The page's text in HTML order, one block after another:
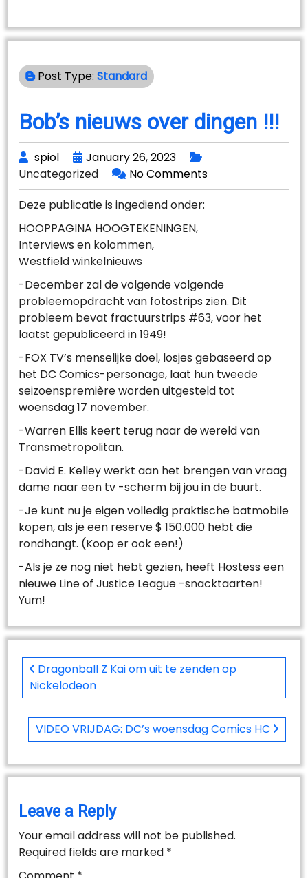
Post Type: Standard
Bob’s nieuws over dingen !!!
spiol
January 26, 2023
Uncategorized
No Comments
Deze publicatie is ingediend onder:
HOOPPAGINA HOOGTEKENINGEN,
Interviews en kolommen,
Westfield winkelnieuws
-December zal de volgende volgende
probleemopdracht van fotostrips zien. Dit
probleem bevat fractuurstrips #63, voor het
laatst gepubliceerd in 1949!
-FOX TV’s menselijke doel, losjes gebaseerd op
het DC Comics-personage, laat hun tweede
seizoenspremière worden uitgesteld tot
woensdag 17 november.
-Warren Ellis keert terug naar de wereld van
Transmetropolitan.
-David E. Kelley werkt aan het brengen van vraag
dame naar een tv -scherm bij jou in de buurt.
-Je kunt nu je eigen volledig praktische batmobile
kopen, als je een reserve $ 150.000 hebt die
rondhangt. (Koop er ook een!)
-Als je ze nog niet hebt gezien, heeft Hostess een
nieuwe Line of Justice League -snacktaarten!
Yum!
navigation
Dragonball Z Kai om uit te zenden op
Nickelodeon
VIDEO VRIJDAG: DC’s woensdag Comics HC
Leave a Reply
Your email address will not be published.
Required fields are marked *